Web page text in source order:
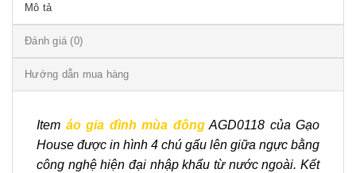
Mô tả
Đánh giá (0)
Hướng dẫn mua hàng
Item áo gia đình mùa đôngAGD0118 của Gạo
House được in hình 4 chú gấu lên giữa ngực bằng
công nghệ hiện đại nhập khẩu từ nước ngoài. Kết